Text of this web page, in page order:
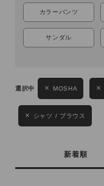
カラーパンツ
サンダル
MOSHA
シャツ / ブラウス
新着順